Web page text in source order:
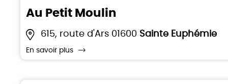
Au Petit Moulin
615, route d'Ars 01600 Sainte Euphémie
En savoir plus